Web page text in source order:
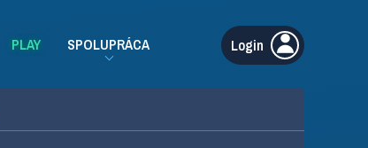
PLAY SPOLUPRÁCA Login